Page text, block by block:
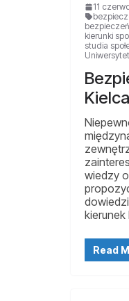
11
kierunki
studia
wiedzy
Read